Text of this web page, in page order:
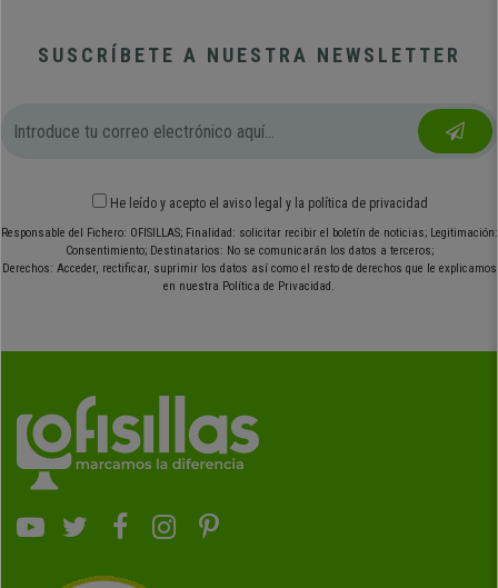
SUSCRÍBETE A NUESTRA NEWSLETTER
He leído y acepto el aviso legal y la política de privacidad
Responsable del Fichero: OFISILLAS; Finalidad: solicitar recibir el boletín de noticias; Legitimación:
Consentimiento; Destinatarios: No se comunicarán los datos a terceros;
Derechos: Acceder, rectificar, suprimir los datos así como el resto de derechos que le explicamos
en nuestra Política de Privacidad.